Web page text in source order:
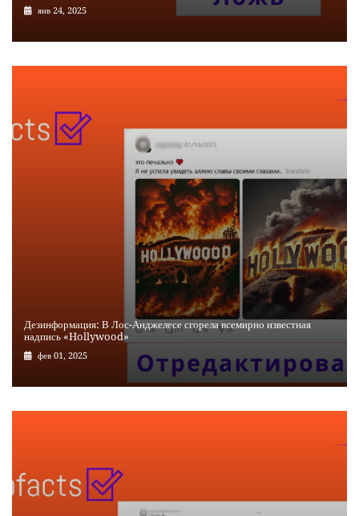
янв 24, 2025
Дезинформация: В Лос-Анджелесе сгорела всемирно известная
надпись «Hollywood»
фев 01, 2025